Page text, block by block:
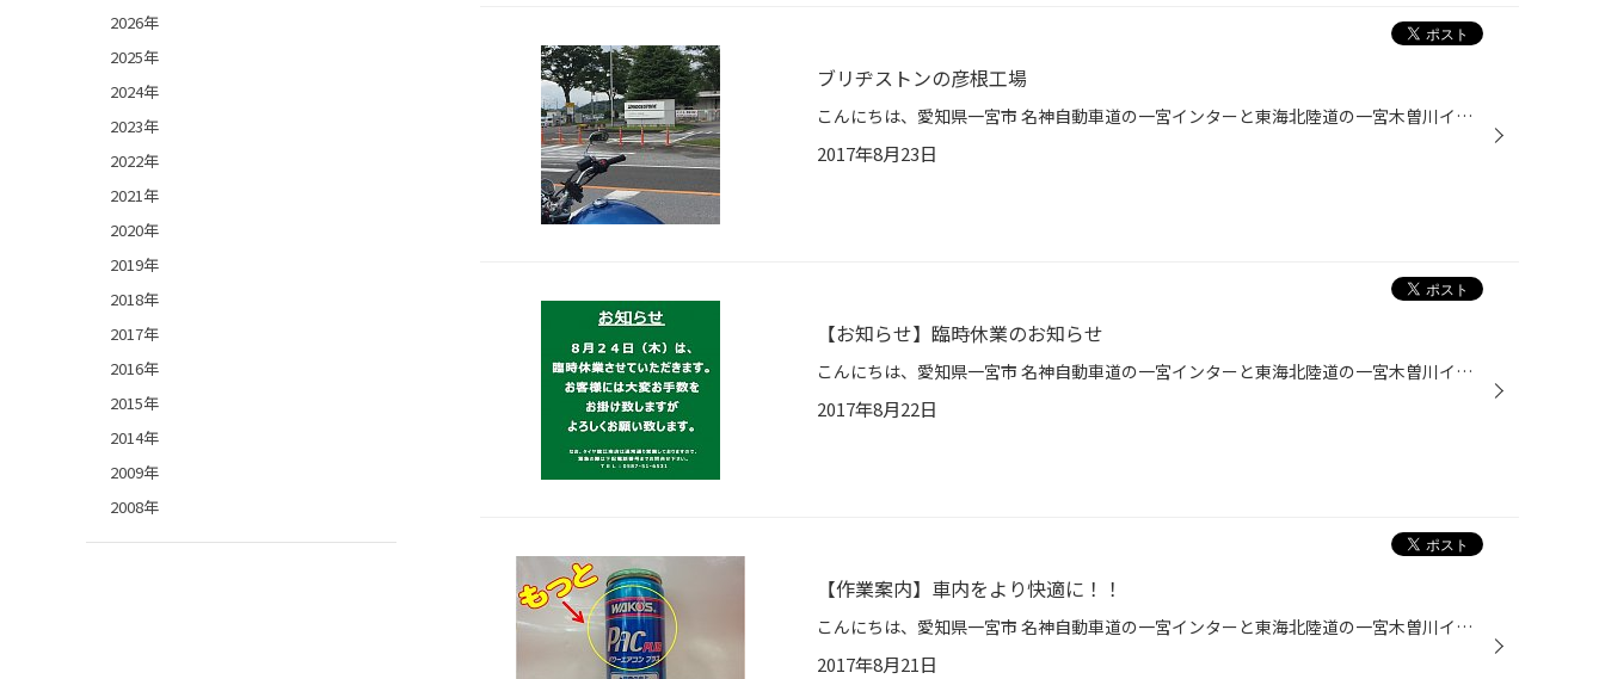
ブリヂストンの彦根工場
こんにちは、愛知県一宮市 名神自動車道の一宮インターと東海北陸道の一宮木曽川インターの間くらいにあるタイヤ館一宮バイパス店です。 本日は定休日・明日は臨時休業させていただいます。お客様にはご不便をおかけいたしますがご了承の程よろしくお願いいたします。 今日は久々にバイクでツーリン...
2017年8月23日
【お知らせ】臨時休業のお知らせ
こんにちは、愛知県一宮市 名神自動車道の一宮インターと東海北陸道の一宮木曽川インターの間くらいにあるタイヤ館一宮バイパス店です。 臨時休業日のお知らせです。 ８月２４日（木）は臨時休業させていただきます。 お客様には大変お手数をお掛けいたしますが、よろしくお願いいたします。
2017年8月22日
【作業案内】車内をより快適に！！
こんにちは、愛知県一宮市 名神自動車道の一宮インターと東海北陸道の一宮木曽川インターの間くらいにあるタイヤ館一宮バイパス店です。 昨日の日記で、日中の気温も落ち着いてきた・・・・ でも、日向に駐車しておくと、車内は「暑い」 カーエアコンが効きにくくなってきた・・・・ そんなときに ...
2017年8月21日
2026年
2025年
2024年
2023年
2022年
2021年
2020年
2019年
2018年
2017年
2016年
2015年
2014年
2009年
2008年